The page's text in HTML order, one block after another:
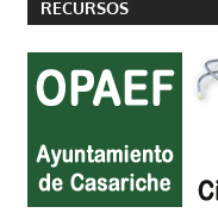
RECURSOS